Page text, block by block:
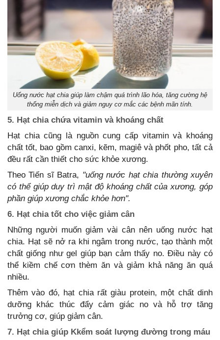
Uống nước hạt chia giúp làm chậm quá trình lão hóa, tăng cường hệ
thống miễn dịch và giảm nguy cơ mắc các bệnh mãn tính.
5. Hạt chia chứa vitamin và khoáng chất
Hạt chia cũng là nguồn cung cấp vitamin và khoáng
chất tốt, bao gồm canxi, kẽm, magiê và phốt pho, tất cả
đều rất cần thiết cho sức khỏe xương.
Theo Tiến sĩ Batra, "uống nước hạt chia thường xuyên
có thể giúp duy trì mật độ khoáng chất của xương, góp
phần giúp xương chắc khỏe hơn".
6. Hạt chia tốt cho việc giảm cân
Những người muốn giảm vài cân nên uống nước hạt
chia. Hạt sẽ nở ra khi ngâm trong nước, tạo thành một
chất giống như gel giúp bạn cảm thấy no. Điều này có
thể kiềm chế cơn thèm ăn và giảm khả năng ăn quá
nhiều.
Thêm vào đó, hạt chia rất giàu protein, một chất dinh
dưỡng khác thúc đẩy cảm giác no và hỗ trợ tăng
trưởng cơ, giúp giảm cân.
7. Hạt chia giúp Kkểm soát lượng đường trong máu